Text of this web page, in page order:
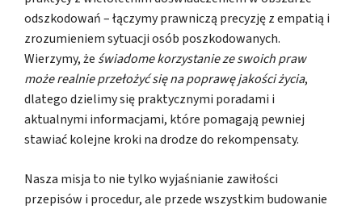
odszkodowań – łączymy prawniczą precyzję z empatią i
zrozumieniem sytuacji osób poszkodowanych.
Wierzymy, że świadome korzystanie ze swoich praw
może realnie przełożyć się na poprawę jakości życia,
dlatego dzielimy się praktycznymi poradami i
aktualnymi informacjami, które pomagają pewniej
stawiać kolejne kroki na drodze do rekompensaty.
Nasza misja to nie tylko wyjaśnianie zawiłości
przepisów i procedur, ale przede wszystkim budowanie